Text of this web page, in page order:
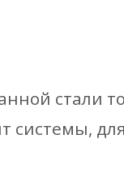
системы,